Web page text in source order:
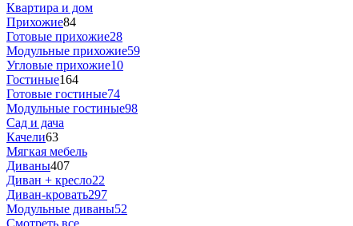
Квартира и дом
Прихожие84
Готовые прихожие28
Модульные прихожие59
Угловые прихожие10
Гостиные164
Готовые гостиные74
Модульные гостиные98
Сад и дача
Качели63
Мягкая мебель
Диваны407
Диван + кресло22
Диван-кровать297
Модульные диваны52
Смотреть все